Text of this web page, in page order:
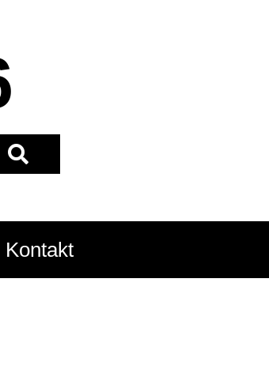
Kontakt